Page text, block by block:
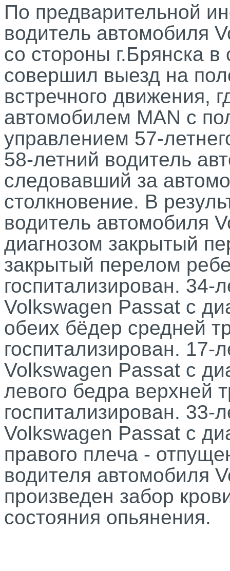
По предварительной
водитель автомобиля
со стороны г.Брянска в
совершил выезд на
встречного движения,
автомобилем MAN с
управлением 57-
58-летний водитель
следовавший за
столкновение. В
водитель автомобиля
диагнозом закрытый
закрытый перелом
госпитализирован. 34-
Volkswagen Passat с
обеих бёдер средней
госпитализирован. 17-
Volkswagen Passat с
левого бедра верхней
госпитализирован. 33-
Volkswagen Passat с
правого плеча -
водителя автомобиля
произведен забор
состояния опьянения.